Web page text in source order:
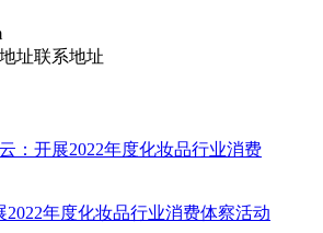
址联系地址
2022年度化妆品行业消费体察活动